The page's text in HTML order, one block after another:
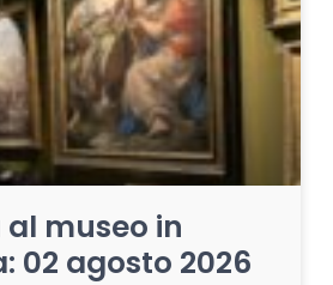
museo in
02 agosto 2026